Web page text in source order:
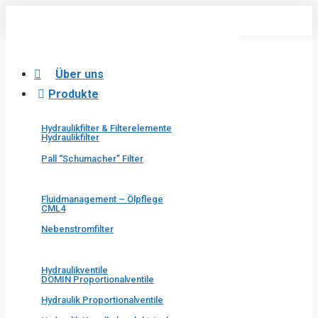
Über uns
Produkte
Hydraulikfilter & Filterelemente
Hydraulikfilter
Pall “Schumacher” Filter
Fluidmanagement – Ölpflege
CML4
Nebenstromfilter
Hydraulikventile
DOMIN Proportionalventile
Hydraulik Proportionalventile